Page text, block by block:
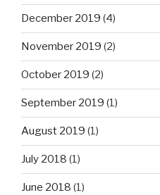
December 2019 (4)
November 2019 (2)
October 2019 (2)
September 2019 (1)
August 2019 (1)
July 2018 (1)
June 2018 (1)